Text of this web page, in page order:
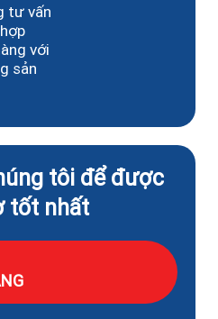
tư vấn
với
sản
tôi để được
tốt nhất